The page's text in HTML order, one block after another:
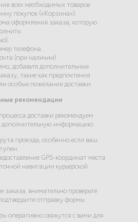
всех необходимых товаров
покупок («Корзина»).
оформления заказа, которую
телефона.
(при наличии).
добавьте дополнительные
такие как предпочтения
особые пожелания доставки.
рекомендации
доставки рекомендуем
дополнительную информацию:
проезда, особенно если ваш
GPS-координат места
навигации курьерской
заказа, внимательно проверьте
отправку формы.
оперативно свяжутся с вами для